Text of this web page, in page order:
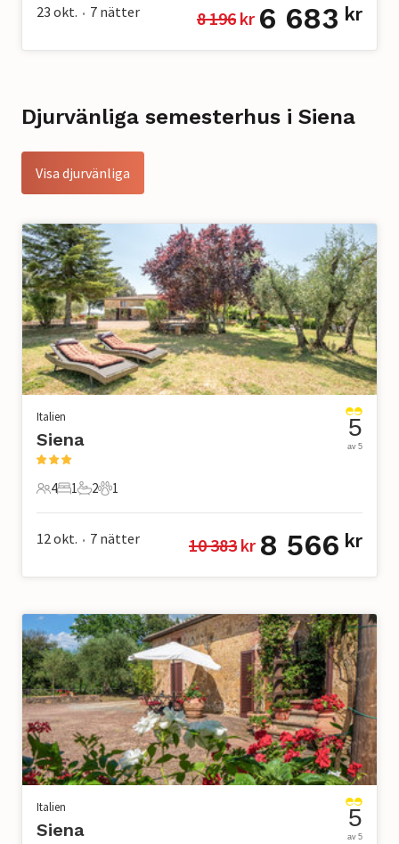
23 okt. • 7 nätter 8 196 kr 6 683 kr
Djurvänliga semesterhus i Siena
Visa djurvänliga
Italien
Siena
4 Gäster
4
1 Sovrum
1
2 Badrum
2
1 Husdjur
1
5
av 5
12 okt. • 7 nätter 10 383 kr 8 566 kr
Italien
Siena 5
av 5